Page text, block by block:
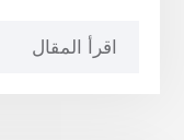
اقرأ المقال